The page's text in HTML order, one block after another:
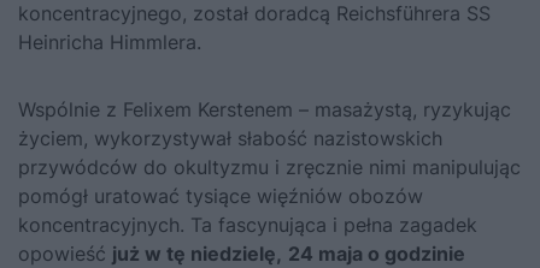
koncentracyjnego, został doradcą Reichsführera SS
Heinricha Himmlera.
Wspólnie z Felixem Kerstenem – masażystą, ryzykując
życiem, wykorzystywał słabość nazistowskich
przywódców do okultyzmu i zręcznie nimi manipulując
pomógł uratować tysiące więźniów obozów
koncentracyjnych. Ta fascynująca i pełna zagadek
opowieść już w tę niedzielę, 24 maja o godzinie